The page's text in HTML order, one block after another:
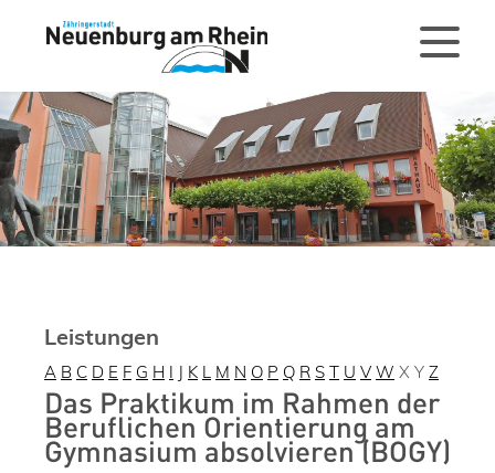
Leistungen
A B C D E F G H I J K L M N O P Q R S T U V W X Y Z
Das Praktikum im Rahmen der
Beruflichen Orientierung am
Gymnasium absolvieren (BOGY)